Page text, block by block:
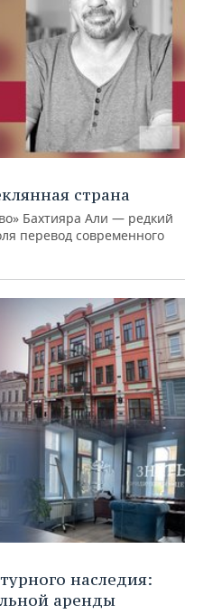
страна
Бахтияра Али — редкий
перевод современного
наследия:
аренды